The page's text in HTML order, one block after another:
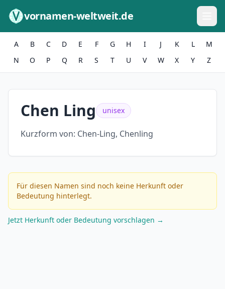
vornamen-weltweit.de
A B C D E F G H I J K L
M
N
O P Q R S T U V W X Y Z
Chen Ling unisex
Kurzform von: Chen-Ling, Chenling
Für diesen Namen sind noch keine Herkunft oder
Bedeutung hinterlegt.
Jetzt Herkunft oder Bedeutung vorschlagen →